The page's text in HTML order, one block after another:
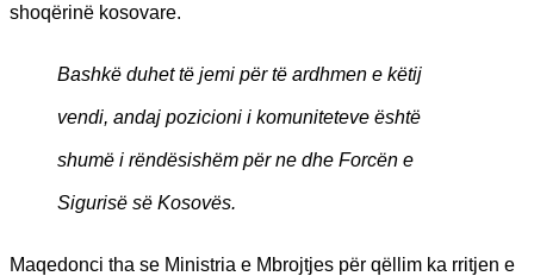
shoqërinë kosovare.
Bashkë duhet të jemi për të ardhmen e këtij
vendi, andaj pozicioni i komuniteteve është
shumë i rëndësishëm për ne dhe Forcën e
Sigurisë së Kosovës.
Maqedonci tha se Ministria e Mbrojtjes për qëllim ka rritjen e